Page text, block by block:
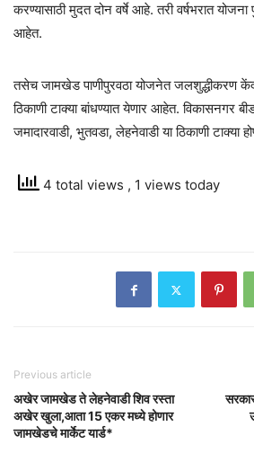
करण्यासाठी मुदत दोन वर्षे आहे. तरी वर्षभरात योजना
आहेत.
तसेच जामखेड पाणीपुरवठा योजनेत जलशुद्धीकरण
ठिकाणी टाक्या बांधण्यात येणार आहेत. विकासनगर
जमादारवाडी, भुतवडा, लेहनेवाडी या ठिकाणी टाक्या
4 total views , 1 views today
Previous article
अखेर जामखेड ते लेहनेवाडी शिव रस्ता
अखेर खुला,आता 15 एकर मध्ये होणार
जामखेडचे मार्केट यार्ड*